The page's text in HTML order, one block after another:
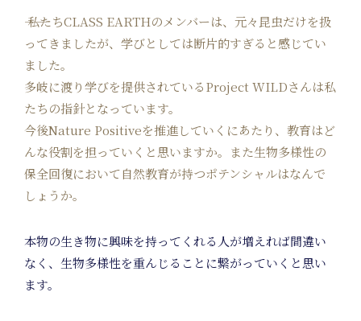
私たちCLASS EARTHのメンバーは、元々昆虫だけを扱
ってきましたが、学びとしては断片的すぎると感じてい
ました。
多岐に渡り学びを提供されているProject WILDさんは私
たちの指針となっています。
今後Nature Positiveを推進していくにあたり、教育はど
んな役割を担っていくと思いますか。また生物多様性の
保全回復において自然教育が持つポテンシャルはなんで
しょうか。
本物の生き物に興味を持ってくれる人が増えれば間違い
なく、生物多様性を重んじることに繋がっていくと思い
ます。